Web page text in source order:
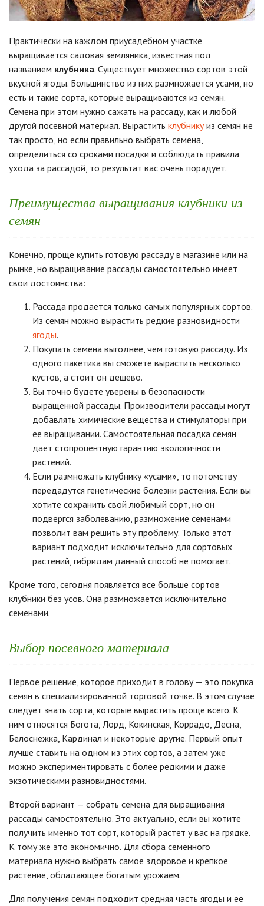
Практически на каждом приусадебном участке
выращивается садовая земляника, известная под
названием клубника. Существует множество сортов этой
вкусной ягоды. Большинство из них размножается усами, но
есть и такие сорта, которые выращиваются из семян.
Семена при этом нужно сажать на рассаду, как и любой
другой посевной материал. Вырастить клубникуиз семян не
так просто, но если правильно выбрать семена,
определиться со сроками посадки и соблюдать правила
ухода за рассадой, то результат вас очень порадует.
Преимущества выращивания клубники из
семян
Конечно, проще купить готовую рассаду в магазине или на
рынке, но выращивание рассады самостоятельно имеет
свои достоинства:
Рассада продается только самых популярных сортов.
Из семян можно вырастить редкие разновидности
ягоды.
Покупать семена выгоднее, чем готовую рассаду. Из
одного пакетика вы сможете вырастить несколько
кустов, а стоит он дешево.
Вы точно будете уверены в безопасности
выращенной рассады. Производители рассады могут
добавлять химические вещества и стимуляторы при
ее выращивании. Самостоятельная посадка семян
дает стопроцентную гарантию экологичности
растений.
Если размножать клубнику «усами», то потомству
передадутся генетические болезни растения. Если вы
хотите сохранить свой любимый сорт, но он
подвергся заболеванию, размножение семенами
позволит вам решить эту проблему. Только этот
вариант подходит исключительно для сортовых
растений, гибридам данный способ не помогает.
Кроме того, сегодня появляется все больше сортов
клубники без усов. Она размножается исключительно
семенами.
Выбор посевного материала
Первое решение, которое приходит в голову — это покупка
семян в специализированной торговой точке. В этом случае
следует знать сорта, которые вырастить проще всего. К
ним относятся Богота, Лорд, Кокинская, Коррадо, Десна,
Белоснежка, Кардинал и некоторые другие. Первый опыт
лучше ставить на одном из этих сортов, а затем уже
можно экспериментировать с более редкими и даже
экзотическими разновидностями.
Второй вариант — собрать семена для выращивания
рассады самостоятельно. Это актуально, если вы хотите
получить именно тот сорт, который растет у вас на грядке.
К тому же это экономично. Для сбора семенного
материала нужно выбрать самое здоровое и крепкое
растение, обладающее богатым урожаем.
Для получения семян подходит средняя часть ягоды и ее